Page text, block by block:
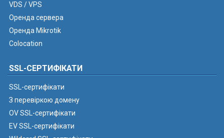
VDS / VPS
Оренда сервера
Оренда Mikrotik
Colocation
SSL-СЕРТИФІКАТИ
SSL-сертифікати
З перевіркою домену
OV SSL-сертифікати
EV SSL-сертифікати